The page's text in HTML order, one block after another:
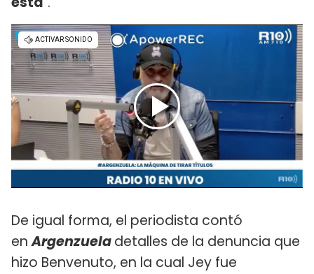
De igual forma, el periodista contó
enArgenzueladetalles de la denuncia que
hizo Benvenuto, en la cual Jey fue